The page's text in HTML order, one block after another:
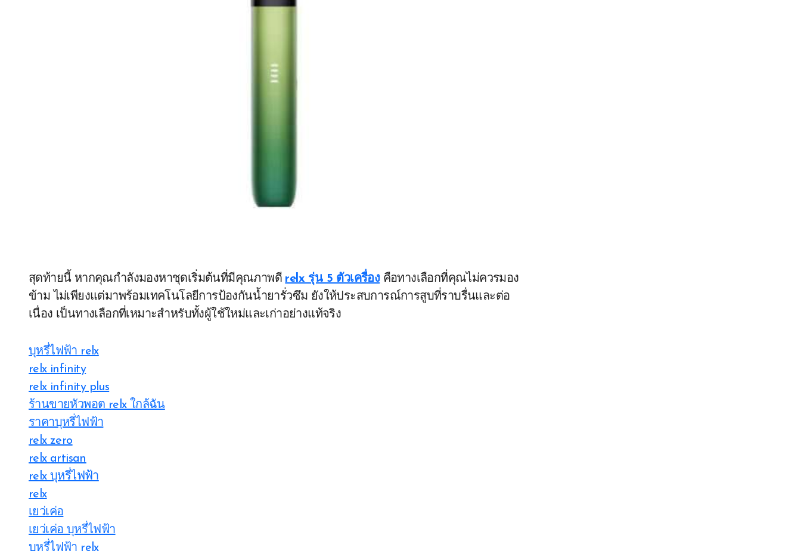
สุดท้ายนี้ หากคุณกำลังมองหาชุดเริ่มต้นที่มีคุณภาพดี relx รุ่น 5 ตัวเครื่องคือทางเลือกที่คุณไม่ควรมอง
ข้าม ไม่เพียงแต่มาพร้อมเทคโนโลยีการป้องกันน้ำยารั่วซึม ยังให้ประสบการณ์การสูบที่ราบรื่นและต่อ
เนื่อง เป็นทางเลือกที่เหมาะสำหรับทั้งผู้ใช้ใหม่และเก่าอย่างแท้จริง
บุหรี่ไฟฟ้า relx
relx infinity
relx infinity plus
ร้านขายหัวพอต relx ใกล้ฉัน
ราคาบุหรี่ไฟฟ้า
relx zero
relx artisan
relx บุหรี่ไฟฟ้า
relx
เยว่เค่อ
เยว่เค่อ บุหรี่ไฟฟ้า
บุหรี่ไฟฟ้า relx